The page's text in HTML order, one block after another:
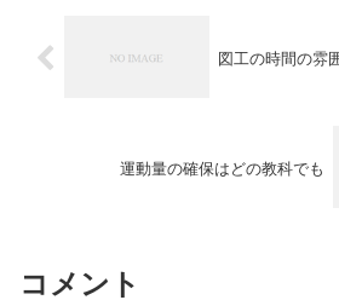
図工の時間の雰
運動量の確保はどの教科でも
コメント